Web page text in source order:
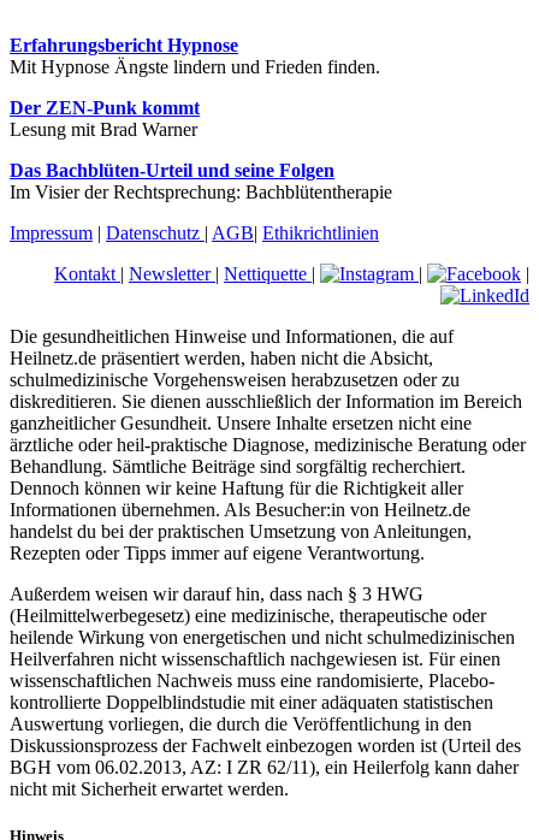
Erfahrungsbericht Hypnose
Mit Hypnose Ängste lindern und Frieden finden.
Der ZEN-Punk kommt
Lesung mit Brad Warner
Das Bachblüten-Urteil und seine Folgen
Im Visier der Rechtsprechung: Bachblütentherapie
Impressum | Datenschutz | AGB| Ethikrichtlinien
Kontakt | Newsletter | Nettiquette | | |
Die gesundheitlichen Hinweise und Informationen, die auf
Heilnetz.de präsentiert werden, haben nicht die Absicht,
schulmedizinische Vorgehensweisen herabzusetzen oder zu
diskreditieren. Sie dienen ausschließlich der Information im Bereich
ganzheitlicher Gesundheit. Unsere Inhalte ersetzen nicht eine
ärztliche oder heil-praktische Diagnose, medizinische Beratung oder
Behandlung. Sämtliche Beiträge sind sorgfältig recherchiert.
Dennoch können wir keine Haftung für die Richtigkeit aller
Informationen übernehmen. Als Besucher:in von Heilnetz.de
handelst du bei der praktischen Umsetzung von Anleitungen,
Rezepten oder Tipps immer auf eigene Verantwortung.
Außerdem weisen wir darauf hin, dass nach § 3 HWG
(Heilmittelwerbegesetz) eine medizinische, therapeutische oder
heilende Wirkung von energetischen und nicht schulmedizinischen
Heilverfahren nicht wissenschaftlich nachgewiesen ist. Für einen
wissenschaftlichen Nachweis muss eine randomisierte, Placebo-
kontrollierte Doppelblindstudie mit einer adäquaten statistischen
Auswertung vorliegen, die durch die Veröffentlichung in den
Diskussionsprozess der Fachwelt einbezogen worden ist (Urteil des
BGH vom 06.02.2013, AZ: I ZR 62/11), ein Heilerfolg kann daher
nicht mit Sicherheit erwartet werden.
Hinweis